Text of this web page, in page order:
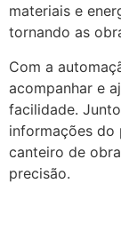
materiais e
tornando as
Com a
acompanhar e
facilidade.
informações do
canteiro de
precisão.